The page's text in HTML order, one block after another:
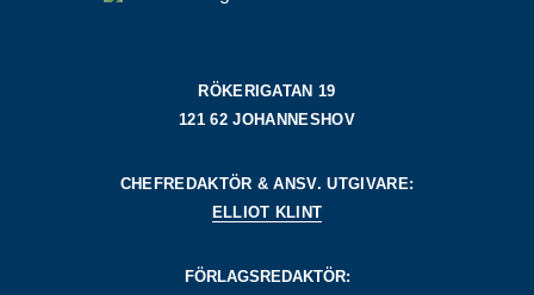
RÖKERIGATAN 19
121 62 JOHANNESHOV
CHEFREDAKTÖR & ANSV. UTGIVARE:
ELLIOT KLINT
FÖRLAGSREDAKTÖR: